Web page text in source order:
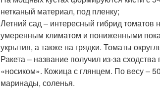
нетканый материал, под пленку;
Летний сад – интересный гибрид томатов
умеренным климатом и пониженными
укрытия, а также на грядки. Томаты
Ракета – название получил из-за
«носиком». Кожица с глянцем. По весу –
маринады, соленья.